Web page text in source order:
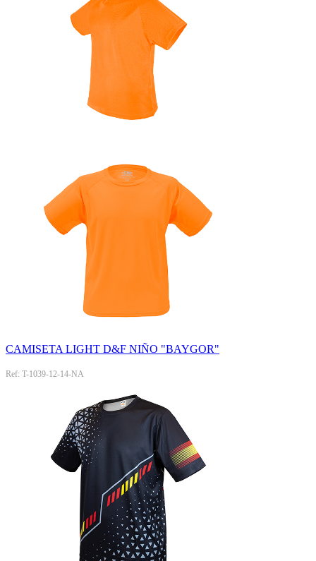
CAMISETA LIGHT D&F NIÑO "BAYGOR"
Ref: T-1039-12-14-NA